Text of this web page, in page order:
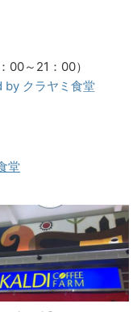
～21：00）
by クラヤミ食堂
堂